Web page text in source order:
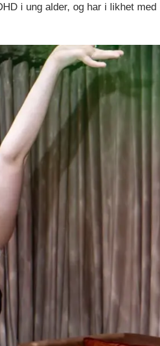
i ung alder, og har i likhet med